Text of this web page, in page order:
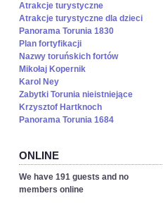
Atrakcje turystyczne
Atrakcje turystyczne dla dzieci
Panorama Torunia 1830
Plan fortyfikacji
Nazwy toruńskich fortów
Mikołaj Kopernik
Karol Ney
Zabytki Torunia nieistniejące
Krzysztof Hartknoch
Panorama Torunia 1684
ONLINE
We have 191 guests and no
members online